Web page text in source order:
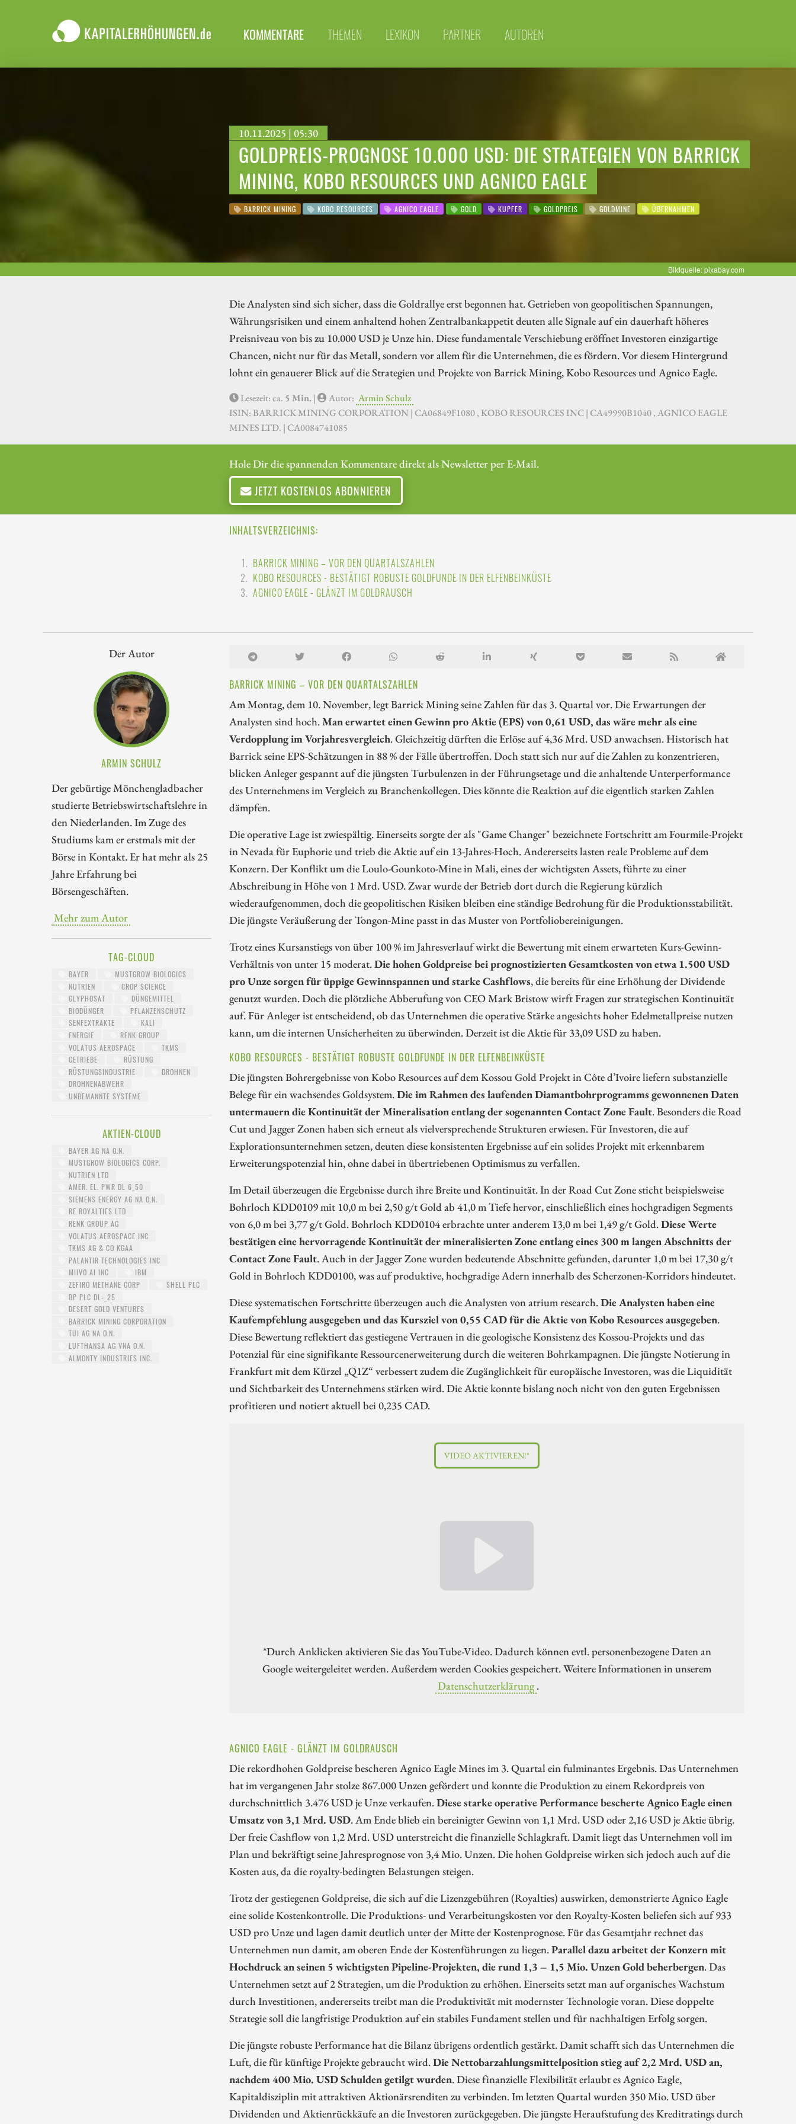
KOMMENTARE THEMEN LEXIKON PARTNER AUTOREN
10.11.2025 | 05:30
GOLDPREIS-PROGNOSE 10.000 USD: DIE STRATEGIEN VON BARRICK
MINING, KOBO RESOURCES UND AGNICO EAGLE
BARRICK MINING KOBO RESOURCES AGNICO EAGLE GOLD KUPFER GOLDPREIS GOLDMINE ÜBERNAHMEN
Bildquelle: pixabay.com
Die Analysten sind sich sicher, dass die Goldrallye erst begonnen hat. Getrieben von geopolitischen Spannungen,
Währungsrisiken und einem anhaltend hohen Zentralbankappetit deuten alle Signale auf ein dauerhaft höheres
Preisniveau von bis zu 10.000 USD je Unze hin. Diese fundamentale Verschiebung eröffnet Investoren einzigartige
Chancen, nicht nur für das Metall, sondern vor allem für die Unternehmen, die es fördern. Vor diesem Hintergrund
lohnt ein genauerer Blick auf die Strategien und Projekte von Barrick Mining, Kobo Resources und Agnico Eagle.
Lesezeit: ca. 5 Min. | Autor: Armin Schulz
ISIN: BARRICK MINING CORPORATION | CA06849F1080 , KOBO RESOURCES INC | CA49990B1040 , AGNICO EAGLE
MINES LTD. | CA0084741085
Hole Dir die spannenden Kommentare direkt als Newsletter per E-Mail.
JETZT KOSTENLOS ABONNIEREN
INHALTSVERZEICHNIS:
BARRICK MINING – VOR DEN QUARTALSZAHLEN
KOBO RESOURCES - BESTÄTIGT ROBUSTE GOLDFUNDE IN DER ELFENBEINKÜSTE
AGNICO EAGLE - GLÄNZT IM GOLDRAUSCH
Der Autor
ARMIN SCHULZ
Der gebürtige Mönchengladbacher
studierte Betriebswirtschaftslehre in
den Niederlanden. Im Zuge des
Studiums kam er erstmals mit der
Börse in Kontakt. Er hat mehr als 25
Jahre Erfahrung bei
Börsengeschäften.
Mehr zum Autor
TAG-CLOUD
BAYER
MUSTGROW BIOLOGICS
NUTRIEN
CROP SCIENCE
GLYPHOSAT
DÜNGEMITTEL
BIODÜNGER
PFLANZENSCHUTZ
SENFEXTRAKTE
KALI
ENERGIE
RENK GROUP
VOLATUS AEROSPACE
TKMS
GETRIEBE
RÜSTUNG
RÜSTUNGSINDUSTRIE
DROHNEN
DROHNENABWEHR
UNBEMANNTE SYSTEME
AKTIEN-CLOUD
BAYER AG NA O.N.
MUSTGROW BIOLOGICS CORP.
NUTRIEN LTD
AMER. EL. PWR DL 6_50
SIEMENS ENERGY AG NA O.N.
RE ROYALTIES LTD
RENK GROUP AG
VOLATUS AEROSPACE INC
TKMS AG & CO KGAA
PALANTIR TECHNOLOGIES INC
MIIVO AI INC
IBM
ZEFIRO METHANE CORP
SHELL PLC
BP PLC DL-_25
DESERT GOLD VENTURES
BARRICK MINING CORPORATION
TUI AG NA O.N.
LUFTHANSA AG VNA O.N.
ALMONTY INDUSTRIES INC.
BARRICK MINING – VOR DEN QUARTALSZAHLEN
Am Montag, dem 10. November, legt Barrick Mining seine Zahlen für das 3. Quartal vor. Die Erwartungen der
Analysten sind hoch.Man erwartet einen Gewinn pro Aktie (EPS) von 0,61 USD, das wäre mehr als eine
Verdopplung im Vorjahresvergleich. Gleichzeitig dürften die Erlöse auf 4,36 Mrd. USD anwachsen. Historisch hat
Barrick seine EPS-Schätzungen in 88 % der Fälle übertroffen. Doch statt sich nur auf die Zahlen zu konzentrieren,
blicken Anleger gespannt auf die jüngsten Turbulenzen in der Führungsetage und die anhaltende Unterperformance
des Unternehmens im Vergleich zu Branchenkollegen. Dies könnte die Reaktion auf die eigentlich starken Zahlen
dämpfen.
Die operative Lage ist zwiespältig. Einerseits sorgte der als "Game Changer" bezeichnete Fortschritt am Fourmile-Projekt
in Nevada für Euphorie und trieb die Aktie auf ein 13-Jahres-Hoch. Andererseits lasten reale Probleme auf dem
Konzern. Der Konflikt um die Loulo-Gounkoto-Mine in Mali, eines der wichtigsten Assets, führte zu einer
Abschreibung in Höhe von 1 Mrd. USD. Zwar wurde der Betrieb dort durch die Regierung kürzlich
wiederaufgenommen, doch die geopolitischen Risiken bleiben eine ständige Bedrohung für die Produktionsstabilität.
Die jüngste Veräußerung der Tongon-Mine passt in das Muster von Portfoliobereinigungen.
Trotz eines Kursanstiegs von über 100 % im Jahresverlauf wirkt die Bewertung mit einem erwarteten Kurs-Gewinn-
Verhältnis von unter 15 moderat.Die hohen Goldpreise bei prognostizierten Gesamtkosten von etwa 1.500 USD
pro Unze sorgen für üppige Gewinnspannen und starke Cashflows, die bereits für eine Erhöhung der Dividende
genutzt wurden. Doch die plötzliche Abberufung von CEO Mark Bristow wirft Fragen zur strategischen Kontinuität
auf. Für Anleger ist entscheidend, ob das Unternehmen die operative Stärke angesichts hoher Edelmetallpreise nutzen
kann, um die internen Unsicherheiten zu überwinden. Derzeit ist die Aktie für 33,09 USD zu haben.
KOBO RESOURCES - BESTÄTIGT ROBUSTE GOLDFUNDE IN DER ELFENBEINKÜSTE
Die jüngsten Bohrergebnisse von Kobo Resources auf dem Kossou Gold Projekt in Côte d’Ivoire liefern substanzielle
Belege für ein wachsendes Goldsystem.Die im Rahmen des laufenden Diamantbohrprogramms gewonnenen Daten
untermauern die Kontinuität der Mineralisation entlang der sogenannten Contact Zone Fault. Besonders die Road
Cut und Jagger Zonen haben sich erneut als vielversprechende Strukturen erwiesen. Für Investoren, die auf
Explorationsunternehmen setzen, deuten diese konsistenten Ergebnisse auf ein solides Projekt mit erkennbarem
Erweiterungspotenzial hin, ohne dabei in übertriebenen Optimismus zu verfallen.
Im Detail überzeugen die Ergebnisse durch ihre Breite und Kontinuität. In der Road Cut Zone sticht beispielsweise
Bohrloch KDD0109 mit 10,0 m bei 2,50 g/t Gold ab 41,0 m Tiefe hervor, einschließlich eines hochgradigen Segments
von 6,0 m bei 3,77 g/t Gold. Bohrloch KDD0104 erbrachte unter anderem 13,0 m bei 1,49 g/t Gold.Diese Werte
bestätigen eine hervorragende Kontinuität der mineralisierten Zone entlang eines 300 m langen Abschnitts der
Contact Zone Fault. Auch in der Jagger Zone wurden bedeutende Abschnitte gefunden, darunter 1,0 m bei 17,30 g/t
Gold in Bohrloch KDD0100, was auf produktive, hochgradige Adern innerhalb des Scherzonen-Korridors hindeutet.
Diese systematischen Fortschritte überzeugen auch die Analysten von atrium research.Die Analysten haben eine
Kaufempfehlung ausgegeben und das Kursziel von 0,55 CAD für die Aktie von Kobo Resources ausgegeben.
Diese Bewertung reflektiert das gestiegene Vertrauen in die geologische Konsistenz des Kossou-Projekts und das
Potenzial für eine signifikante Ressourcenerweiterung durch die weiteren Bohrkampagnen. Die jüngste Notierung in
Frankfurt mit dem Kürzel „Q1Z“ verbessert zudem die Zugänglichkeit für europäische Investoren, was die Liquidität
und Sichtbarkeit des Unternehmens stärken wird. Die Aktie konnte bislang noch nicht von den guten Ergebnissen
profitieren und notiert aktuell bei 0,235 CAD.
VIDEO AKTIVIEREN!*
*Durch Anklicken aktivieren Sie das YouTube-Video. Dadurch können evtl. personenbezogene Daten an
Google weitergeleitet werden. Außerdem werden Cookies gespeichert. Weitere Informationen in unserem
Datenschutzerklärung .
AGNICO EAGLE - GLÄNZT IM GOLDRAUSCH
Die rekordhohen Goldpreise bescheren Agnico Eagle Mines im 3. Quartal ein fulminantes Ergebnis. Das Unternehmen
hat im vergangenen Jahr stolze 867.000 Unzen gefördert und konnte die Produktion zu einem Rekordpreis von
durchschnittlich 3.476 USD je Unze verkaufen.Diese starke operative Performance bescherte Agnico Eagle einen
Umsatz von 3,1 Mrd. USD. Am Ende blieb ein bereinigter Gewinn von 1,1 Mrd. USD oder 2,16 USD je Aktie übrig.
Der freie Cashflow von 1,2 Mrd. USD unterstreicht die finanzielle Schlagkraft. Damit liegt das Unternehmen voll im
Plan und bekräftigt seine Jahresprognose von 3,4 Mio. Unzen. Die hohen Goldpreise wirken sich jedoch auch auf die
Kosten aus, da die royalty-bedingten Belastungen steigen.
Trotz der gestiegenen Goldpreise, die sich auf die Lizenzgebühren (Royalties) auswirken, demonstrierte Agnico Eagle
eine solide Kostenkontrolle. Die Produktions- und Verarbeitungskosten vor den Royalty-Kosten beliefen sich auf 933
USD pro Unze und lagen damit deutlich unter der Mitte der Kostenprognose. Für das Gesamtjahr rechnet das
Unternehmen nun damit, am oberen Ende der Kostenführungen zu liegen.Parallel dazu arbeitet der Konzern mit
Hochdruck an seinen 5 wichtigsten Pipeline-Projekten, die rund 1,3 – 1,5 Mio. Unzen Gold beherbergen. Das
Unternehmen setzt auf 2 Strategien, um die Produktion zu erhöhen. Einerseits setzt man auf organisches Wachstum
durch Investitionen, andererseits treibt man die Produktivität mit modernster Technologie voran. Diese doppelte
Strategie soll die langfristige Produktion auf ein stabiles Fundament stellen und für nachhaltigen Erfolg sorgen.
Die jüngste robuste Performance hat die Bilanz übrigens ordentlich gestärkt. Damit schafft sich das Unternehmen die
Luft, die für künftige Projekte gebraucht wird.Die Nettobarzahlungsmittelposition stieg auf 2,2 Mrd. USD an,
nachdem 400 Mio. USD Schulden getilgt wurden. Diese finanzielle Flexibilität erlaubt es Agnico Eagle,
Kapitaldisziplin mit attraktiven Aktionärsrenditen zu verbinden. Im letzten Quartal wurden 350 Mio. USD über
Dividenden und Aktienrückkäufe an die Investoren zurückgegeben. Die jüngste Heraufstufung des Kreditratings durch